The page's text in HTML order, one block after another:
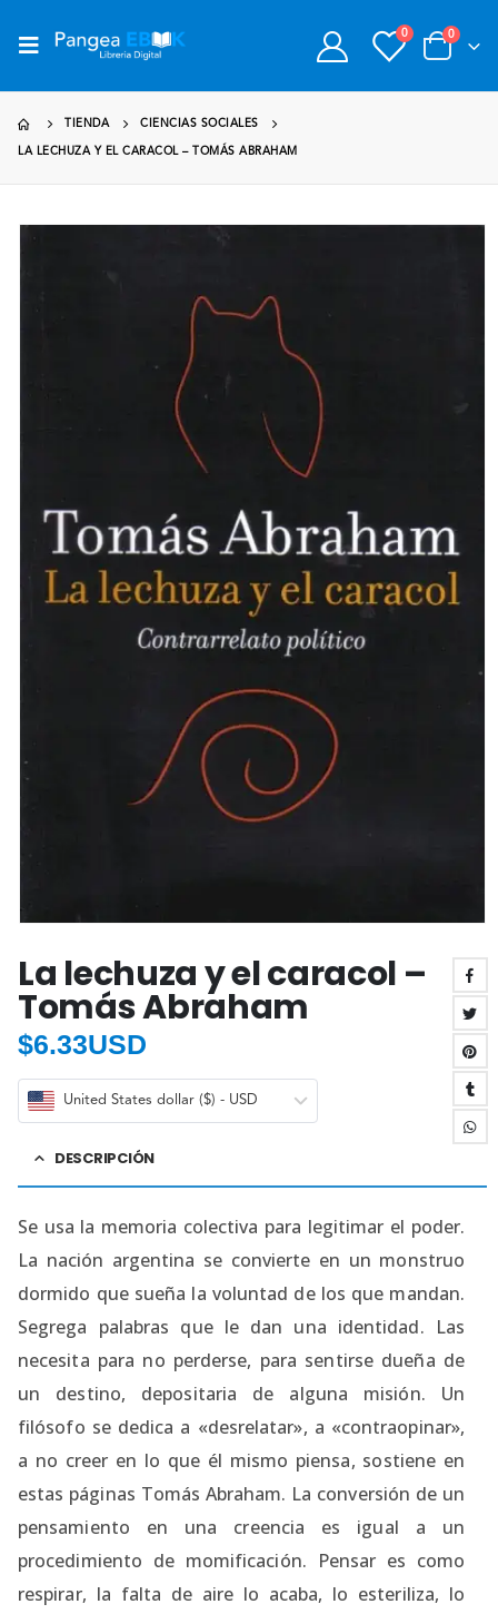
0 0
TIENDA CIENCIAS SOCIALES
LA LECHUZA Y EL CARACOL – TOMÁS ABRAHAM
La lechuza y el caracol –
Tomás Abraham
$6.33USD
United States dollar ($) - USD
DESCRIPCIÓN
Se usa la memoria colectiva para legitimar el poder.
La nación argentina se convierte en un monstruo
dormido que sueña la voluntad de los que mandan.
Segrega palabras que le dan una identidad. Las
necesita para no perderse, para sentirse dueña de
un destino, depositaria de alguna misión. Un
filósofo se dedica a «desrelatar», a «contraopinar»,
a no creer en lo que él mismo piensa, sostiene en
estas páginas Tomás Abraham. La conversión de un
pensamiento en una creencia es igual a un
procedimiento de momificación. Pensar es como
respirar, la falta de aire lo acaba, lo esteriliza, lo